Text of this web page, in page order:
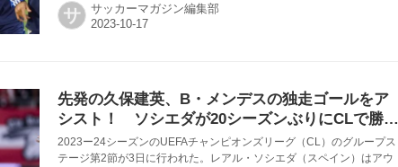
サ サッカーマガジン編集部
先発の久保建英、B・メンデスの独走ゴールをア
シスト！ ソシエダが20シーズンぶりにCLで勝利
【CL】
2023ー24シーズンのUEFAチャンピオンズリーグ（CL）のグループス
テージ第2節が3日に行われた。レアル・ソシエダ（スペイン）はアウ